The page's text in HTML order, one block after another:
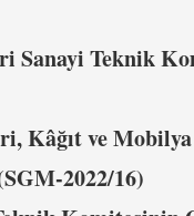
Sanayi Teknik
Kâğıt ve
2022/16)